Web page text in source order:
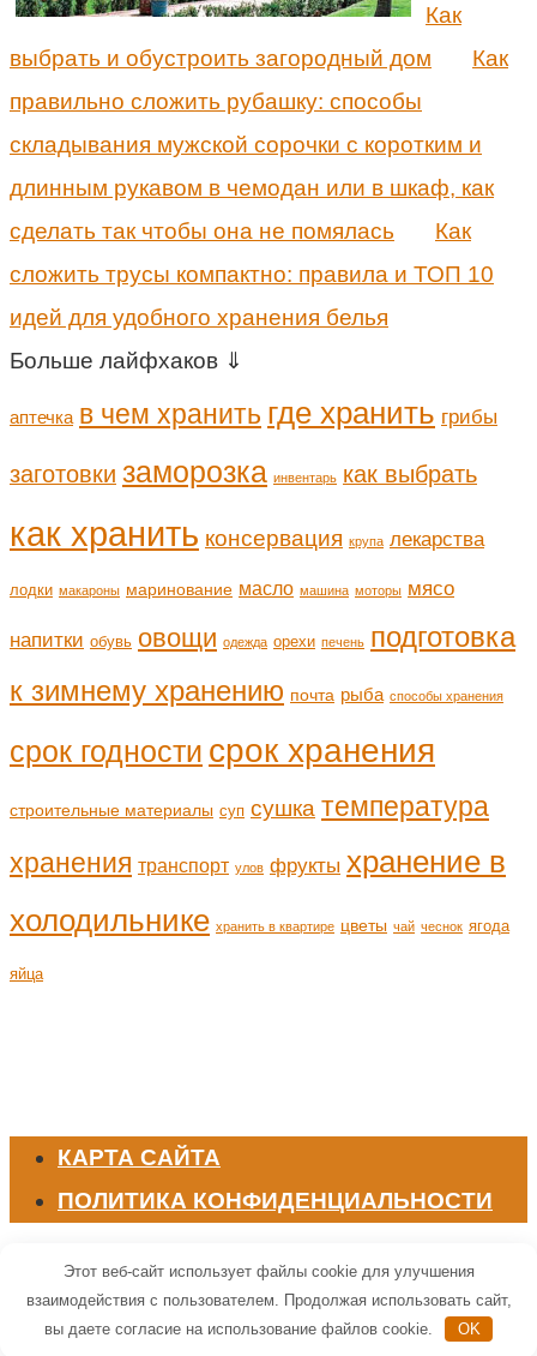
Как
выбрать и обустроить загородный дом
Как
правильно сложить рубашку: способы
складывания мужской сорочки с коротким и
длинным рукавом в чемодан или в шкаф, как
сделать так чтобы она не помялась
Как
сложить трусы компактно: правила и ТОП 10
идей для удобного хранения белья
Больше лайфхаков ⇓
аптечка в чем хранить где хранить грибы
заготовки заморозка инвентарь как выбрать
как хранить консервация крупа лекарства
лодки макароны маринование масло машина моторы мясо
напитки обувь овощи одежда орехи печень подготовка
к зимнему хранению почта рыба способы хранения
срок годности срок хранения
строительные материалы суп сушка температура
хранения транспорт улов фрукты хранение в
холодильнике хранить в квартире цветы чай чеснок ягода
яйца
КАРТА САЙТА
ПОЛИТИКА КОНФИДЕНЦИАЛЬНОСТИ
© 2026 Всё о хранении
Этот веб-сайт использует файлы cookie для улучшения
взаимодействия с пользователем. Продолжая использовать сайт,
вы даете согласие на использование файлов cookie.
OK